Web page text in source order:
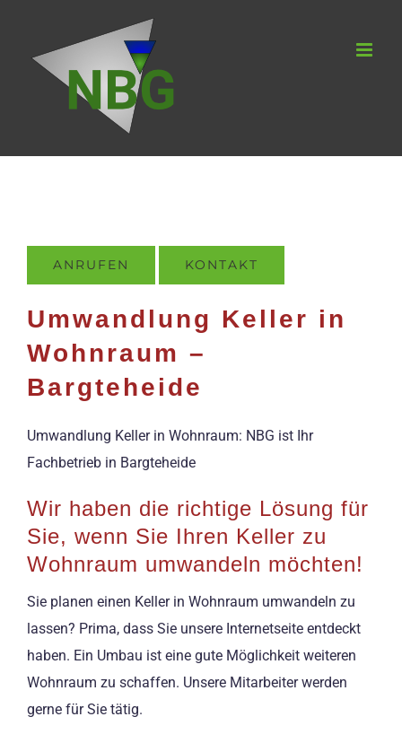
springen
ANRUFEN KONTAKT
Umwandlung Keller in
Wohnraum –
Bargteheide
Umwandlung Keller in Wohnraum: NBG ist Ihr
Fachbetrieb in Bargteheide
Wir haben die richtige Lösung für
Sie, wenn Sie Ihren Keller zu
Wohnraum umwandeln möchten!
Sie planen einen Keller in Wohnraum umwandeln zu
lassen? Prima, dass Sie unsere Internetseite entdeckt
haben. Ein Umbau ist eine gute Möglichkeit weiteren
Wohnraum zu schaffen. Unsere Mitarbeiter werden
gerne für Sie tätig.